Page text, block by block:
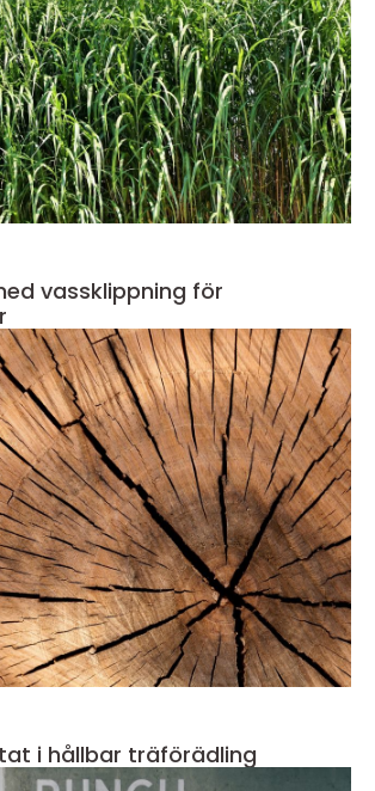
vassklippning för
hjärtat i hållbar träförädling